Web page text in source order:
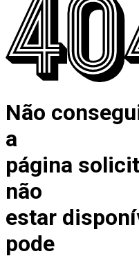
Não
a
página
não
estar
pode